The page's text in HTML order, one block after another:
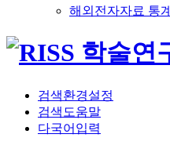
해외전자자료 통계
검색환경설정
검색도움말
다국어입력